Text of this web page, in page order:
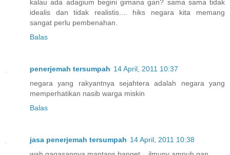
kalau ada adagium begini gimana gan? sama sama tidak
idealis dan tidak realistis.... hiks negara kita memang
sangat perlu pembenahan.
Balas
penerjemah tersumpah 14 April, 2011 10:37
negara yang rakyantnya sejahtera adalah negara yang
memperhatikan nasib warga miskin
Balas
jasa penerjemah tersumpah 14 April, 2011 10:38